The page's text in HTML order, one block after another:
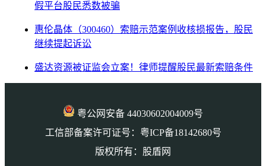
假平台股民悉数被骗
惠伦晶体（300460）索赔示范案例收核损报告，股民
继续提起诉讼
盛达资源被证监会立案！律师提醒股民最新索赔条件
粤公网安备 44030602004009号
工信部备案许可证号：粤ICP备18142680号
版权所有：股盾网